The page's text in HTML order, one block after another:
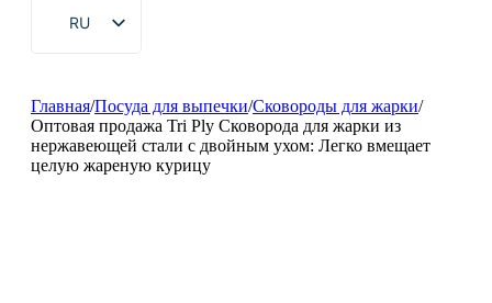
RU
EN
FR
DE
Главная/Посуда для выпечки/Сковороды для жарки/
Оптовая продажа Tri Ply Сковорода для жарки из
нержавеющей стали с двойным ухом: Легко вмещает
целую жареную курицу